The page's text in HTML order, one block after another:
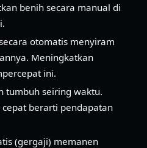
benih secara manual di
otomatis menyiram
Meningkatkan
ini.
tumbuh seiring waktu.
berarti pendapatan
(gergaji) memanen